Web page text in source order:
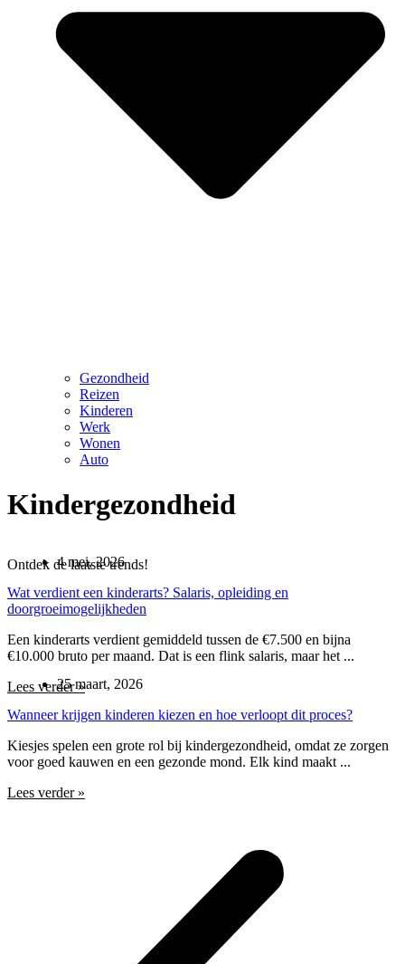
Gezondheid
Reizen
Kinderen
Werk
Wonen
Auto
Kindergezondheid
Ontdek de laatste trends!
4 mei, 2026
Wat verdient een kinderarts? Salaris, opleiding en
doorgroeimogelijkheden
Een kinderarts verdient gemiddeld tussen de €7.500 en bijna
€10.000 bruto per maand. Dat is een flink salaris, maar het ...
Lees verder »25 maart, 2026
Wanneer krijgen kinderen kiezen en hoe verloopt dit proces?
Kiesjes spelen een grote rol bij kindergezondheid, omdat ze zorgen
voor goed kauwen en een gezonde mond. Elk kind maakt ...
Lees verder »